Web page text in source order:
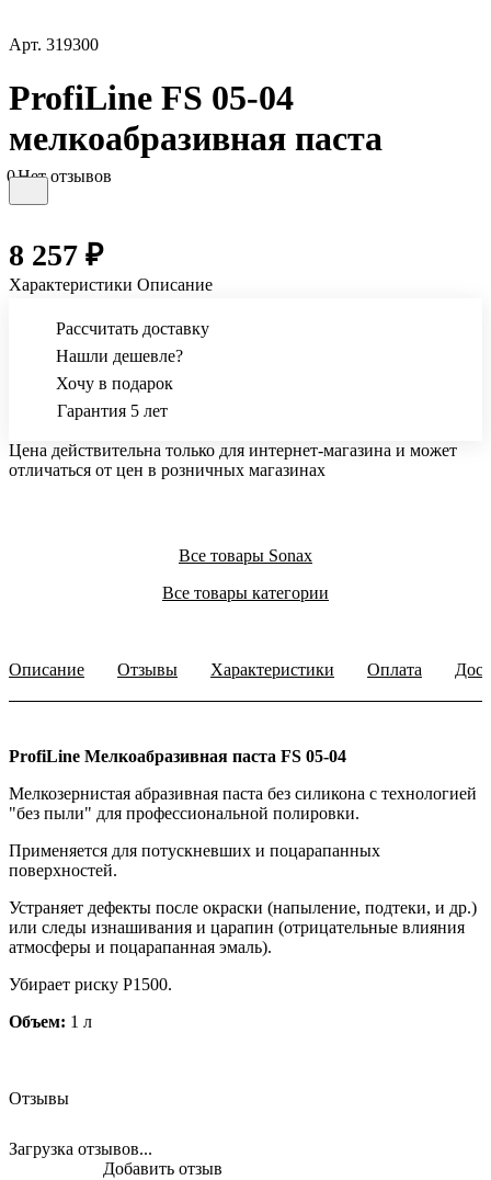
Арт. 319300
ProfiLine FS 05-04
мелкоабразивная паста
0Нет отзывов
8 257 ₽
Характеристики Описание
Рассчитать доставку
Нашли дешевле?
Хочу в подарок
Гарантия 5 лет
Цена действительна только для интернет-магазина и может
отличаться от цен в розничных магазинах
Все товары Sonax
Все товары категории
Описание Отзывы Характеристики Оплата
ProfiLine Мелкоабразивная паста FS 05-04
Мелкозернистая абразивная паста без силикона с технологией
"без пыли" для профессиональной полировки.
Применяется для потускневших и поцарапанных
поверхностей.
Устраняет дефекты после окраски (напыление, подтеки, и др.)
или следы изнашивания и царапин (отрицательные влияния
атмосферы и поцарапанная эмаль).
Убирает риску Р1500.
Объем: 1 л
Отзывы
Загрузка отзывов...
Добавить отзыв